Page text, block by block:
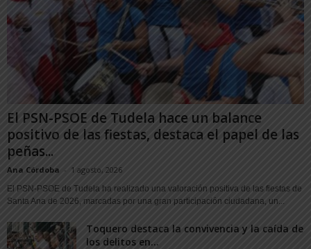
El PSN-PSOE de Tudela hace un balance
positivo de las fiestas, destaca el papel de las
peñas...
Ana Córdoba - 1 agosto, 2026
El PSN-PSOE de Tudela ha realizado una valoración positiva de las fiestas de
Santa Ana de 2026, marcadas por una gran participación ciudadana, un...
Toquero destaca la convivencia y la caída de
los delitos en...